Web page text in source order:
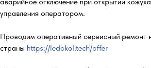
аварийное отключение при открытии
управления оператором.
Проводим оперативный сервисный ремонт
страны https://ledokol.tech/offer